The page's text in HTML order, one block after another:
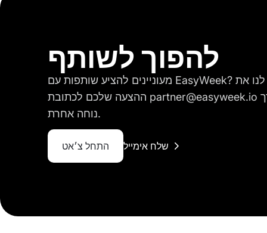
להפוך לשותף
מעוניינים להציע שותפות עם EasyWeek? נשמח לשתף פעולה! שלחו לנו את
ההצעה שלכם לכתובת partner@easyweek.io או צרו איתנו קשר בכל דרך
נוחה אחרת.
התחל צ׳אט שלח אימייל